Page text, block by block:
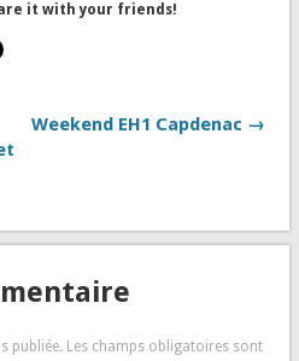
it with your friends!
Weekend EH1 Capdenac →
publiée. Les champs obligatoires sont